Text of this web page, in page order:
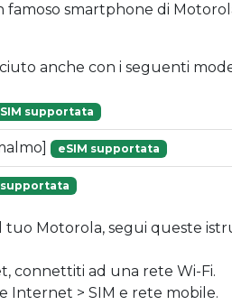
famoso smartphone di
anche con i seguenti
supportata
eSIM supportata
supportata
tuo Motorola, segui queste
connettiti ad una rete Wi-Fi.
Internet > SIM e rete mobile.